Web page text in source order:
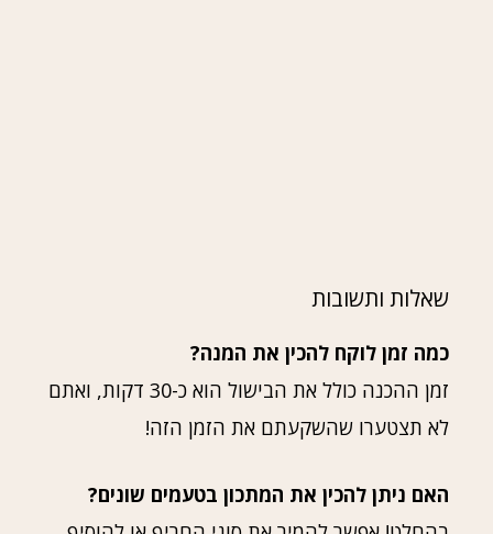
שאלות ותשובות
כמה זמן לוקח להכין את המנה?
זמן ההכנה כולל את הבישול הוא כ-30 דקות, ואתם
לא תצטערו שהשקעתם את הזמן הזה!
האם ניתן להכין את המתכון בטעמים שונים?